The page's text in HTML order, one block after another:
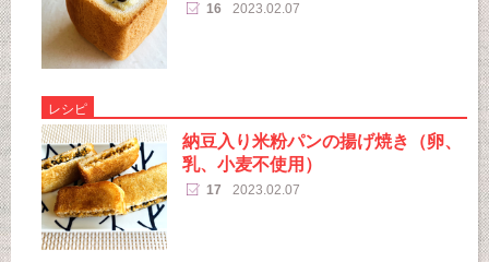
16 2023.02.07
レシピ
納豆入り米粉パンの揚げ焼き（卵、
乳、小麦不使用）
17 2023.02.07